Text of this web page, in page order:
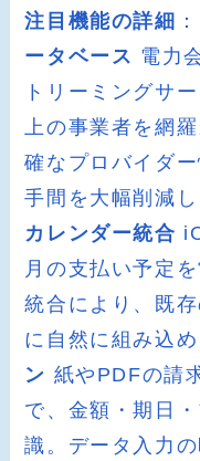
注目機能の詳細 ：
ータベース 電力
トリーミングサ
上の事業者を網
確なプロバイダ
手間を大幅削減
カレンダー統合
月の支払い予定
統合により、既
に自然に組み込
ン 紙やPDFの請
で、金額・期日
識。データ入力